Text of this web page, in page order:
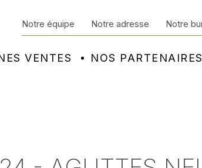
VENTES NOS
Notre équipe Notre adresse Notre